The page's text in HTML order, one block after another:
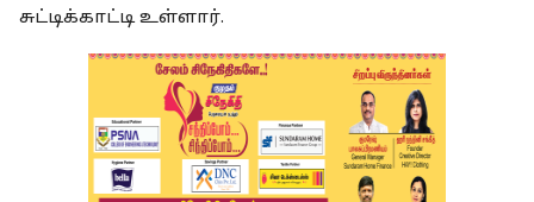
சுட்டிக்காட்டி உள்ளார்.